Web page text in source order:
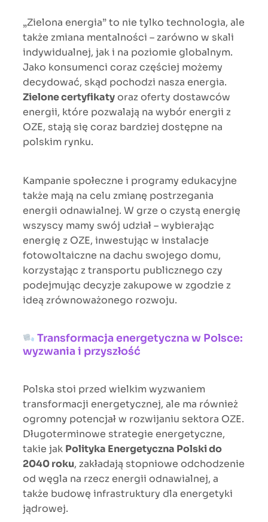
„Zielona energia” to nie tylko technologia, ale
także zmiana mentalności – zarówno w skali
indywidualnej, jak i na poziomie globalnym.
Jako konsumenci coraz częściej możemy
decydować, skąd pochodzi nasza energia.
Zielone certyfikatyoraz oferty dostawców
energii, które pozwalają na wybór energii z
OZE, stają się coraz bardziej dostępne na
polskim rynku.
Kampanie społeczne i programy edukacyjne
także mają na celu zmianę postrzegania
energii odnawialnej. W grze o czystą energię
wszyscy mamy swój udział – wybierając
energię z OZE, inwestując w instalacje
fotowoltaiczne na dachu swojego domu,
korzystając z transportu publicznego czy
podejmując decyzje zakupowe w zgodzie z
ideą zrównoważonego rozwoju.
Transformacja energetyczna w Polsce:
wyzwania i przyszłość
Polska stoi przed wielkim wyzwaniem
transformacji energetycznej, ale ma również
ogromny potencjał w rozwijaniu sektora OZE.
Długoterminowe strategie energetyczne,
takie jak Polityka Energetyczna Polski do
2040 roku, zakładają stopniowe odchodzenie
od węgla na rzecz energii odnawialnej, a
także budowę infrastruktury dla energetyki
jądrowej.